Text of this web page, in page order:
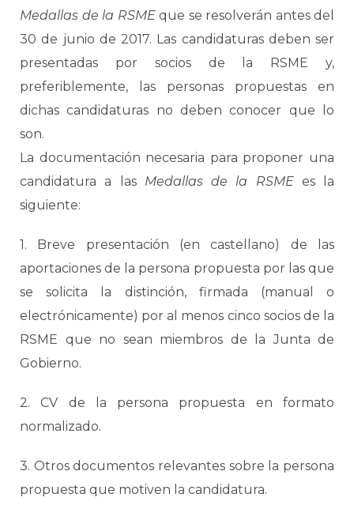
Medallas de la RSMEque se resolverán antes del
30 de junio de 2017. Las candidaturas deben ser
presentadas por socios de la RSME y,
preferiblemente, las personas propuestas en
dichas candidaturas no deben conocer que lo
son.
La documentación necesaria para proponer una
candidatura a las Medallas de la RSMEes la
siguiente:
1. Breve presentación (en castellano) de las
aportaciones de la persona propuesta por las que
se solicita la distinción, firmada (manual o
electrónicamente) por al menos cinco socios de la
RSME que no sean miembros de la Junta de
Gobierno.
2. CV de la persona propuesta en formato
normalizado.
3. Otros documentos relevantes sobre la persona
propuesta que motiven la candidatura.